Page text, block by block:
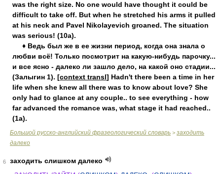
was the right size. No one would have thought it could be
difficult to take off. But when he stretched his arms it pulled
at his neck and Pavel Nikolayevich groaned. The situation
was serious! (10a).
♦ Ведь был же в ее жизни период, когда она знала о
любви всё! Только посмотрит на какую-нибудь парочку...
и все ясно - далеко ли зашло дело, на какой оно стадии...
(Залыгин 1). [context transl] Hadn't there been a time in her
life when she knew all there was to know about love? She
only had to glance at any couple.. to see everything - how
far advanced the romance was, what stage it had reached..
(1a).
Большой русско-английский фразеологический словарь > заходить
далеко
6
заходить слишком далеко